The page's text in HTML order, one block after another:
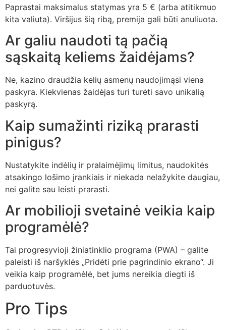
Paprastai maksimalus statymas yra 5 € (arba atitikmuo
kita valiuta). Viršijus šią ribą, premija gali būti anuliuota.
Ar galiu naudoti tą pačią
sąskaitą keliems žaidėjams?
Ne, kazino draudžia kelių asmenų naudojimąsi viena
paskyra. Kiekvienas žaidėjas turi turėti savo unikalią
paskyrą.
Kaip sumažinti riziką prarasti
pinigus?
Nustatykite indėlių ir pralaimėjimų limitus, naudokitės
atsakingo lošimo įrankiais ir niekada nelažykite daugiau,
nei galite sau leisti prarasti.
Ar mobilioji svetainė veikia kaip
programėlė?
Tai progresyvioji žiniatinklio programa (PWA) – galite
paleisti iš naršyklės „Pridėti prie pagrindinio ekrano“. Ji
veikia kaip programėlė, bet jums nereikia diegti iš
parduotuvės.
Pro Tips